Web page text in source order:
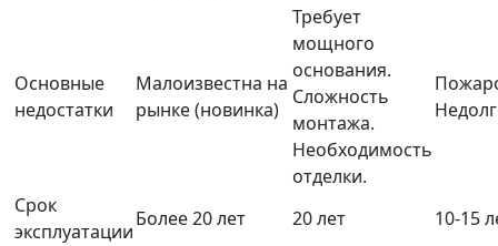
Основные
недостатки
Малоизвестна на
рынке (новинка)
Требует
мощного
основания.
Сложность
монтажа.
Необходимость
отделки.
Срок
эксплуатации
Более 20 лет 20 лет
10-15